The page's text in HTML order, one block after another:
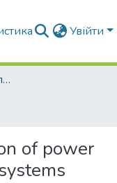
Увійти
Конференції та матеріали конференцій
of power